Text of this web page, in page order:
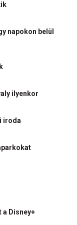
napokon belül
ilyenkor
iroda
Disney+